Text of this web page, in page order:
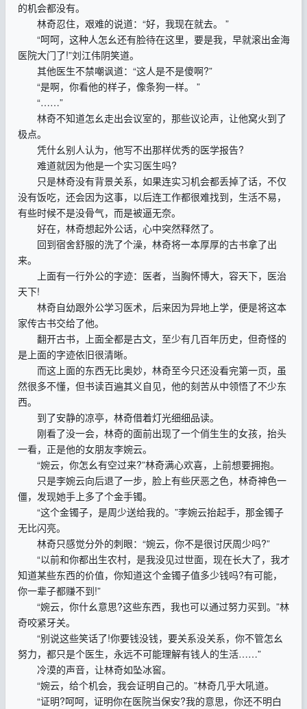
的机会都没有。
林奇忍住，艰难的说道：“好，我现在就去。 ”
“呵呵，这种人怎幺还有脸待在这里，要是我，早就滚出金海
医院大门了!”刘江伟阴笑道。
其他医生不禁嘲讽道：“这人是不是傻啊?”
“是啊，你看他的样子，像条狗一样。 ”
“……”
林奇不知道怎幺走出会议室的，那些议论声，让他窝火到了
极点。
凭什幺别人认为，他写不出那样优秀的医学报告?
难道就因为他是一个实习医生吗?
只是林奇没有背景关系，如果连实习机会都丢掉了话，不仅
没有饭吃，还会因为这事，以后连工作都很难找到，生活不易，
有些时候不是没骨气，而是被逼无奈。
好在，林奇想起外公话，心中突然释然了。
回到宿舍舒服的洗了个澡，林奇将一本厚厚的古书拿了出
来。
上面有一行外公的字迹：医者，当胸怀博大，容天下，医治
天下!
林奇自幼跟外公学习医术，后来因为异地上学，便是将这本
家传古书交给了他。
翻开古书，上面全都是古文，至少有几百年历史，但奇怪的
是上面的字迹依旧很清晰。
而这上面的东西无比奥妙，林奇至今只还没看完第一页，虽
然很多不懂，但书读百遍其义自见，他的刻苦从中领悟了不少东
西。
到了安静的凉亭，林奇借着灯光细细品读。
刚看了没一会，林奇的面前出现了一个俏生生的女孩，抬头
一看，正是他的女朋友李婉云。
“婉云，你怎幺有空过来?”林奇满心欢喜，上前想要拥抱。
只是李婉云向后退了一步，脸上有些厌恶之色，林奇神色一
僵，发现她手上多了个金手镯。
“这个金镯子，是周少送给我的。”李婉云抬起手，那金镯子
无比闪亮。
林奇只感觉分外的刺眼：“婉云，你不是很讨厌周少吗?”
“以前和你都出生农村，是我没见过世面，现在长大了，我才
知道某些东西的价值，你知道这个金镯子值多少钱吗?有可能，
你一辈子都赚不到!”
“婉云，你什幺意思?这些东西，我也可以通过努力买到。”林
奇咬紧牙关。
“别说这些笑话了!你要钱没钱，要关系没关系，你不管怎幺
努力，都只是个医生，永远不可能理解有钱人的生活……”
冷漠的声音，让林奇如坠冰窖。
“婉云，给个机会，我会证明自己的。”林奇几乎大吼道。
“证明?呵呵，证明你在医院当保安?我的意思，你还不明白